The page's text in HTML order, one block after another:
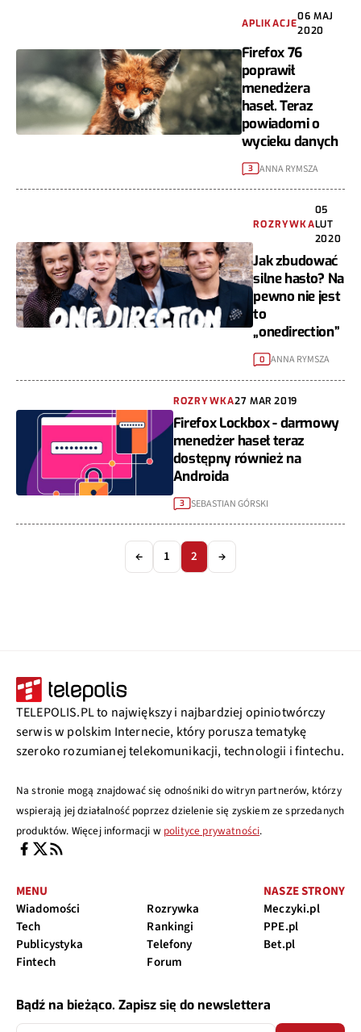
APLIKACJE
06 MAJ
2020
Firefox 76
poprawił
menedżera
haseł. Teraz
powiadomi o
wycieku danych
3 ANNA RYMSZA
ROZRYWKA
05
LUT
2020
Jak zbudować
silne hasło? Na
pewno nie jest
to
„onedirection”
0 ANNA RYMSZA
ROZRYWKA27 MAR 2019
Firefox Lockbox - darmowy
menedżer haseł teraz
dostępny również na
Androida
3 SEBASTIAN GÓRSKI
← 1 2 →
TELEPOLIS.PL to największy i najbardziej opiniotwórczy
serwis w polskim Internecie, który porusza tematykę
szeroko rozumianej telekomunikacji, technologii i fintechu.
Na stronie mogą znajdować się odnośniki do witryn partnerów, którzy
wspierają jej działalność poprzez dzielenie się zyskiem ze sprzedanych
produktów. Więcej informacji w polityce prywatności.
MENU
Wiadomości
Tech
Publicystyka
Fintech
Rozrywka
Rankingi
Telefony
Forum
NASZE STRONY
Meczyki.pl
PPE.pl
Bet.pl
Bądź na bieżąco. Zapisz się do newslettera